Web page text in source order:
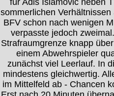
für Adis Islamovic neben
sommerlichen
BFV schon nach wenigen
verpasste jedoch
Strafraumgrenze knapp
einem Abwehrspieler
zunächst viel Leerlauf. In
mindestens gleichwertig.
im Mittelfeld ab - Chancen